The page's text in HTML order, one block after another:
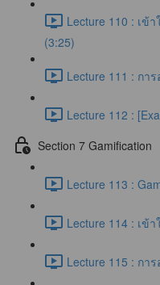
Lecture 110 : เข้
(3:25)
Lecture 111 : กา
Lecture 112 :
Section 7 Gamification
Lecture 113 :
Lecture 114 : เข้
Lecture 115 : กา